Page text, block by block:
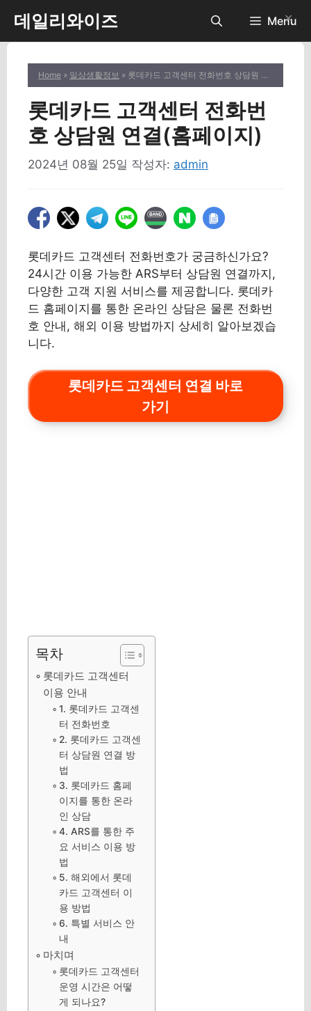
츠
데일리와이즈 Menu
Home » 일상생활정보 » 롯데카드 고객센터 전화번호 상담원 연결(홈페이지)
롯데카드 고객센터 전화번
호 상담원 연결(홈페이지)
2024년 08월 25일 작성자: admin
롯데카드 고객센터 전화번호가 궁금하신가요?
24시간 이용 가능한 ARS부터 상담원 연결까지,
다양한 고객 지원 서비스를 제공합니다. 롯데카
드 홈페이지를 통한 온라인 상담은 물론 전화번
호 안내, 해외 이용 방법까지 상세히 알아보겠습
니다.
롯데카드 고객센터 연결 바로
가기
목차
롯데카드 고객센터
이용 안내
1. 롯데카드 고객센
터 전화번호
2. 롯데카드 고객센
터 상담원 연결 방
법
3. 롯데카드 홈페
이지를 통한 온라
인 상담
4. ARS를 통한 주
요 서비스 이용 방
법
5. 해외에서 롯데
카드 고객센터 이
용 방법
6. 특별 서비스 안
내
마치며
롯데카드 고객센터
운영 시간은 어떻
게 되나요?
✕